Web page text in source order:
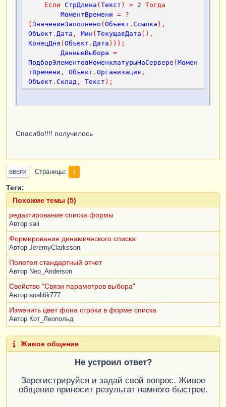
Запрос Новый
;
.Текст
"ВЫБРАТЬ ПЕРВЫЕ 20
                   |
Номенклатура
                   |
Номенклатура
Наименование
                   |
ВЫБОР
                   |
КОГДА
Номенклатура
ЕдиницаИзмерения
ЗНАЧЕНИЕ(Справочник.ЕдиницыИзмеренияНоменклат
                   |
ТОГДА 1
                   |
ОстаткиТоваровВМестахХраненияОстатки
Остаток -
Остаток КАК Остаток,
Номенклатура.ЕдиницаИзмерения
Номенклатура.ЕдиницаИзмеренияХранения
                   |
ИЗ
Справочник.Номенклатура
                   |
РегистрНакопления.ОстаткиТоваровВМестахХранен
ия.Остатки(
                   |                &
                   |
Организация
=
                   |
И
МестоХранения = &Склад) КАК
ОстаткиТоваровВМестахХраненияОстатки
Ссылка =
ОстаткиТоваровВМестахХраненияОстатки
Номенкла
тура
                   |
ГДЕ
Если СтрДлина ( Текст ) > 2 Тогда
МоментВремени = ?
( ЗначениеЗаполнено ( Объект . Ссылка ),
Объект . Дата , Мин ( ТекущаяДата (),
КонецДня ( Объект . Дата )));
ДанныеВыбора =
ПодборЭлементовНоменклатурыНаСервере ( Момен
тВремени , Объект . Организация ,
Объект . Склад , Текст );
КонецЕсли;
Процедура
ТоварыНоменклатураОбработкаВыбора
Если ТипЗнч(ВыбранноеЗначение) =
Тип
"Структура"
СтандартнаяОбработка
ТекСтрока
Элементы.Товары.ТекущиеДанные;
ТекСтрока.Номенклатура
ВыбранноеЗначение
ВыбранноеЗначение
ТекСтрока.Коэффициент =
ВыбранноеЗначение.Коэффициент
КонецЕсли
КонецПроцедуры
&НаСервереБезКонтекста
ПодборЭлементовНоменклатурыНаСервере
Период, Знач Организация, Знач Склад, Знач
СтрокаПоиска)
Запрос = Новый Запрос;
Спасибо!!!! получилось
ВВЕРХ Страницы 1
Теги:
Похожие темы (5)
редактирование списка формы
Автор sali
Формирование динамического списка
Автор JeremyClarksson
Полетел стандартный отчет
Автор Neo_Anderson
Свойство "Связи параметров выбора"
Автор analitik777
Изменить цвет фона строки в форме списка
Автор Кот_Леопольд
Живое общение
Не устроил ответ?
Зарегистрируйся и задай свой вопрос. Живое
общение приносит результат намного быстрее.